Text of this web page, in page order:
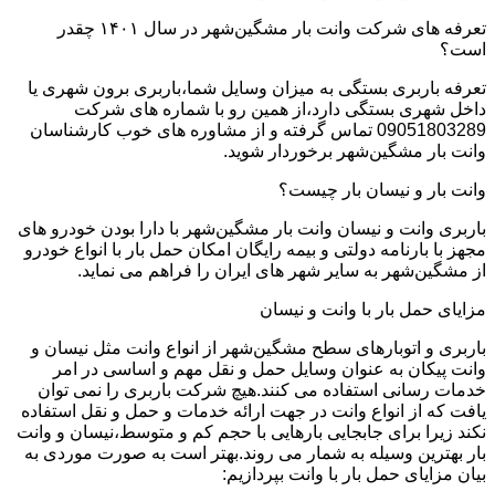
تعرفه های شرکت وانت بار مشگین‌شهر در سال ۱۴۰۱ چقدر
است؟
تعرفه باربری بستگی به میزان وسایل شما،باربری برون شهری یا
داخل شهری بستگی دارد،از همین رو با شماره های شرکت
09051803289 تماس گرفته و از مشاوره های خوب کارشناسان
وانت بار مشگین‌شهر برخوردار شوید.
وانت بار و نیسان بار چیست؟
باربری وانت و نیسان وانت بار مشگین‌شهر با دارا بودن خودرو های
مجهز با بارنامه دولتی و بیمه رایگان امکان حمل بار با انواع خودرو
از مشگین‌شهر به سایر شهر های ایران را فراهم می نماید.
مزایای حمل بار با وانت و نیسان
باربری و اتوبارهای سطح مشگین‌شهر از انواع وانت مثل نیسان و
وانت پیکان به عنوان وسایل حمل و نقل مهم و اساسی در امر
خدمات رسانی استفاده می کنند.هیچ شرکت باربری را نمی توان
یافت که از انواع وانت در جهت ارائه خدمات و حمل و نقل استفاده
نکند زیرا برای جابجایی بارهایی با حجم کم و متوسط،نیسان و وانت
بار بهترین وسیله به شمار می روند.بهتر است به صورت موردی به
بیان مزایای حمل بار با وانت بپردازیم: